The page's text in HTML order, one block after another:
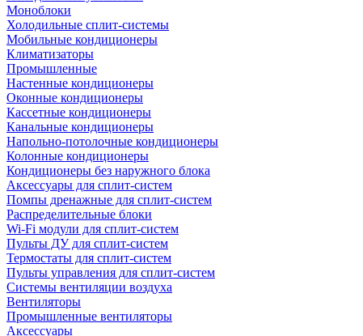
Моноблоки
Холодильные сплит-системы
Мобильные кондиционеры
Климатизаторы
Промышленные
Настенные кондиционеры
Оконные кондиционеры
Кассетные кондиционеры
Канальные кондиционеры
Напольно-потолочные кондиционеры
Колонные кондиционеры
Кондиционеры без наружного блока
Аксессуары для сплит-систем
Помпы дренажные для сплит-систем
Распределительные блоки
Wi-Fi модули для сплит-систем
Пульты ДУ для сплит-систем
Термостаты для сплит-систем
Пульты управления для сплит-систем
Системы вентиляции воздуха
Вентиляторы
Промышленные вентиляторы
Аксессуары